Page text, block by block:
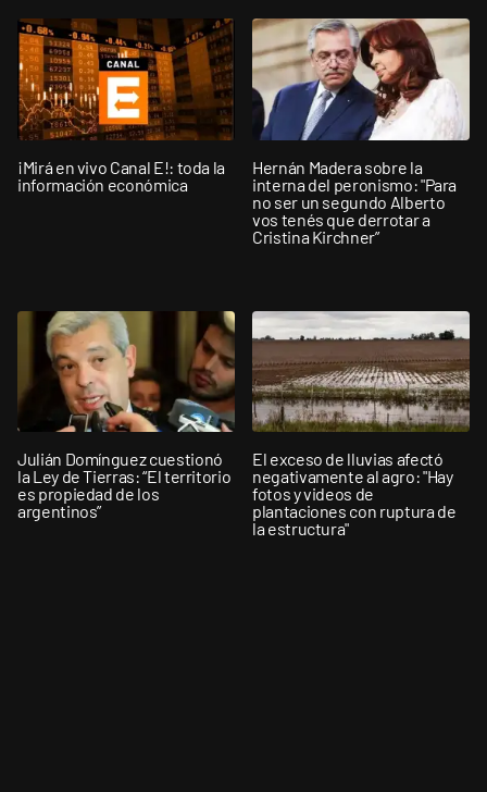
¡Mirá en vivo Canal E!: toda la
información económica
Hernán Madera sobre la
interna del peronismo: "Para
no ser un segundo Alberto
vos tenés que derrotar a
Cristina Kirchner”
Julián Domínguez cuestionó
la Ley de Tierras: “El territorio
es propiedad de los
argentinos”
El exceso de lluvias afectó
negativamente al agro: "Hay
fotos y videos de
plantaciones con ruptura de
la estructura"